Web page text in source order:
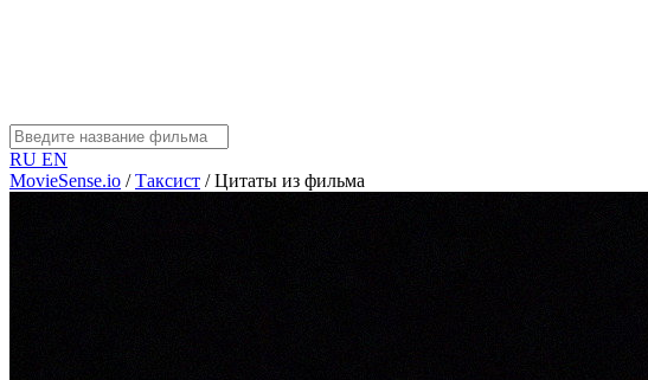
RU EN
MovieSense.io / Таксист / Цитаты из фильма